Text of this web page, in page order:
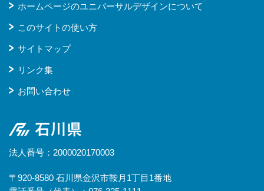
ホームページのユニバーサルデザインについて
このサイトの使い方
サイトマップ
リンク集
お問い合わせ
石川県
法人番号：2000020170003
〒920-8580 石川県金沢市鞍月1丁目1番地